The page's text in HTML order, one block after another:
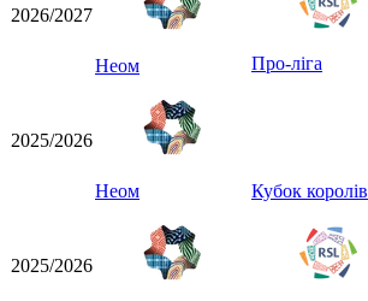
2026/2027
Неом Про-ліга
2025/2026
Неом Кубок королів
2025/2026